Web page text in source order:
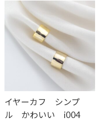
イヤーカフ シンプ
ル かわいい i004